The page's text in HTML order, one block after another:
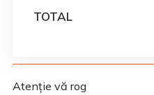
TOTAL
Atenție vă rog